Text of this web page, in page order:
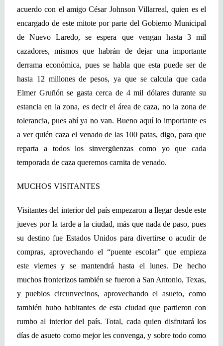
acuerdo con el amigo César Johnson Villarreal, quien es el
encargado de este mitote por parte del Gobierno Municipal
de Nuevo Laredo, se espera que vengan hasta 3 mil
cazadores, mismos que habrán de dejar una importante
derrama económica, pues se habla que esta puede ser de
hasta 12 millones de pesos, ya que se calcula que cada
Elmer Gruñón se gasta cerca de 4 mil dólares durante su
estancia en la zona, es decir el área de caza, no la zona de
tolerancia, pues ahí ya no van. Bueno aquí lo importante es
a ver quién caza el venado de las 100 patas, digo, para que
reparta a todos los sinvergüenzas como yo que cada
temporada de caza queremos carnita de venado.
MUCHOS VISITANTES
Visitantes del interior del país empezaron a llegar desde este
jueves por la tarde a la ciudad, más que nada de paso, pues
su destino fue Estados Unidos para divertirse o acudir de
compras, aprovechando el “puente escolar” que empieza
este viernes y se mantendrá hasta el lunes. De hecho
muchos fronterizos también se fueron a San Antonio, Texas,
y pueblos circunvecinos, aprovechando el asueto, como
también hubo habitantes de esta ciudad que partieron con
rumbo al interior del país. Total, cada quien disfrutará los
días de asueto como mejor les convenga, y sobre todo como